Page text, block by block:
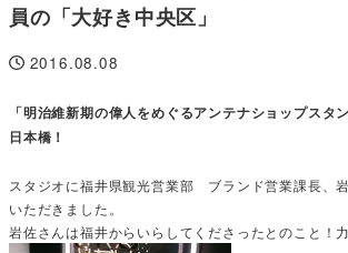
員の「大好き中央区」
投稿日
2016.08.08
「明治維新期の偉人をめぐるアンテナショップスタ
日本橋！
スタジオに福井県観光営業部 ブランド営業課長、
いただきました。
岩佐さんは福井からいらしてくださったとのこと！